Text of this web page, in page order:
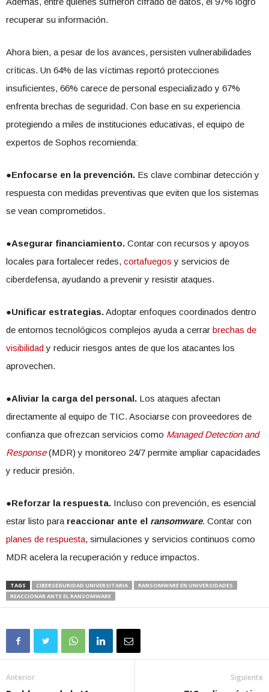
recuperar su información.
Ahora bien, a pesar de los avances, persisten vulnerabilidades
críticas. Un 64% de las víctimas reportó protecciones
insuficientes, 66% carece de personal especializado y 67%
enfrenta brechas de seguridad. Con base en su experiencia
protegiendo a miles de instituciones educativas, el equipo de
expertos de Sophos recomienda:
●Enfocarse en la prevención. Es clave combinar detección y
respuesta con medidas preventivas que eviten que los sistemas
se vean comprometidos.
●Asegurar financiamiento. Contar con recursos y apoyos
locales para fortalecer redes, cortafuegos y servicios de
ciberdefensa, ayudando a prevenir y resistir ataques.
●Unificar estrategias.Adoptar enfoques coordinados dentro
de entornos tecnológicos complejos ayuda a cerrar brechas de
visibilidady reducir riesgos antes de que los atacantes los
aprovechen.
●Aliviar la carga del personal. Los ataques afectan
directamente al equipo de TIC. Asociarse con proveedores de
confianza que ofrezcan servicios como Managed Detection and
Response(MDR) y monitoreo 24/7 permite ampliar capacidades
y reducir presión.
●Reforzar la respuesta. Incluso con prevención, es esencial
estar listo para reaccionar ante el ransomware. Contar con
planes de respuesta, simulaciones y servicios continuos como
MDR acelera la recuperación y reduce impactos.
TAGS CIBERSEGURIDAD UNIVERSITARIA
RANSOMWARE EN UNIVERSIDADES
REACCIONAR ANTE EL RANSOMWARE
Anterior Siguiente